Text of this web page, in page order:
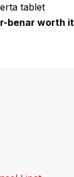
tablet
benar worth it